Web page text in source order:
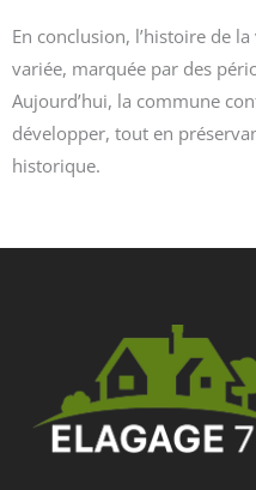
En conclusion, l’histoire de
variée, marquée par des
Aujourd’hui, la commune
développer, tout en
historique.